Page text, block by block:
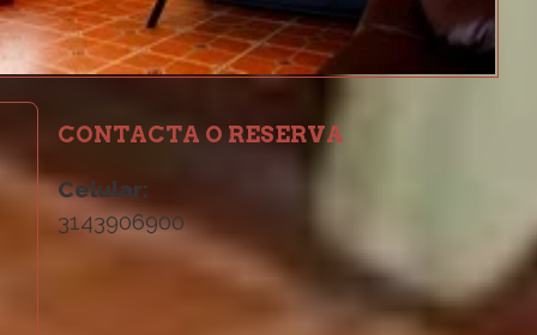
CONTACTA O RESERVA
Celular:
3143906900